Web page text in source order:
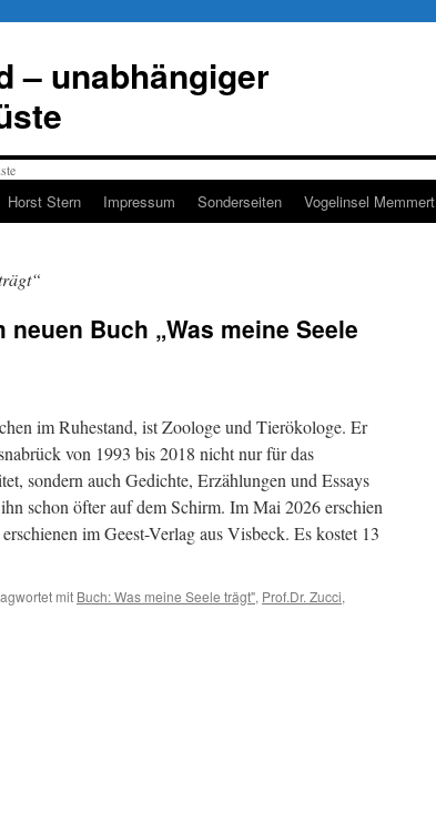
– unabhängiger
Horst Stern Impressum Sonderseiten Vogelinsel Memmert
Buch „Was meine Seele
im Ruhestand, ist Zoologe und Tierökologe. Er
von 1993 bis 2018 nicht nur für das
sondern auch Gedichte, Erzählungen und Essays
schon öfter auf dem Schirm. Im Mai 2026 erschien
im Geest-Verlag aus Visbeck. Es kostet 13
mit Buch: Was meine Seele trägt", Prof.Dr. Zucci,